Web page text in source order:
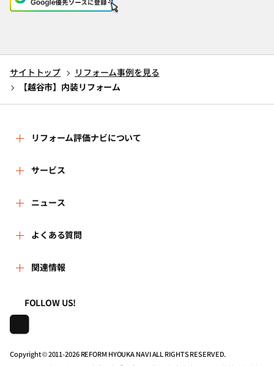
サイトトップ
リフォーム事例を見る
【越谷市】内装リフォーム
リフォーム評価ナビについて
リフォーム評価ナビとは
運営体制
はじめての方へ
事務局へのお問い合せ
地域の相談窓口のみなさまへ
サービス
リフォーム会社を探す
リフォーム事例を見る
リフォームを相談する
リフォームを学ぶ
ニュース
新着情報
講習会・セミナー
連携機関・企業・団体トピックス
よくある質問
よくある質問
利用規約
プライバシーポリシー
関連情報
一般財団法人住まいづくりナビセンター
株式会社日本建築住宅センター
FOLLOW US!
Copyright © 2011-2026 REFORM HYOUKA NAVI ALL RIGHTS RESERVED.